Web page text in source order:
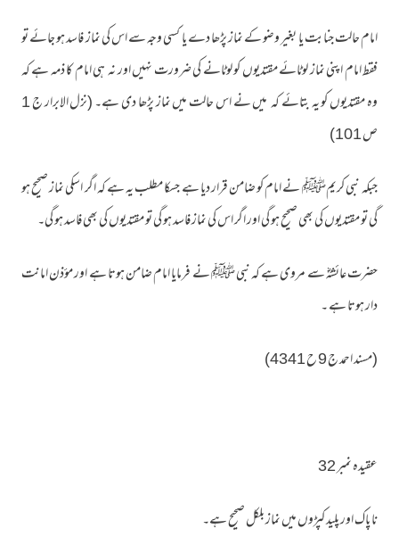
امام حالت جنابت یا بغیر وضو کے نماز پڑھا دے یا کسی وجہ سے اس کی نماز فاسد ہو جائے تو
فقط امام اپنی نماز لوٹائے مقتدیوں کو لوٹانے کی ضرورت نہیں اور نہ ہی امام کا ذمہ ہے کہ
وہ مقتدیوں کو یہ بتائے کہ میں نے اس حالت میں نماز پڑھا دی ہے۔ (نزل الابرار ج 1
ص 101)
جبکہ نبی کریمﷺ نے امام کو ضامن قرار دیا ہے جسکا مطلب یہ ہے کہ اگر اسکی نماز صحیح ہو
گی تو مقتدیوں کی بھی صحیح ہو گی اور اگر اس کی نماز فاسد ہو گی تو مقتدیوں کی بھی فاسد ہو گی۔
حضرت عائشہؓ سے مروی ہے کہ نبی ﷺ نے فرمایا امام ضامن ہوتا ہے اور مؤذن امانت
دار ہوتا ہے ۔
(مسند احمد ج 9 ح 4341)
عقیدہ نمبر 32
نا پاک اور پلید کپڑوں میں نماز بلکل صحیح ہے۔